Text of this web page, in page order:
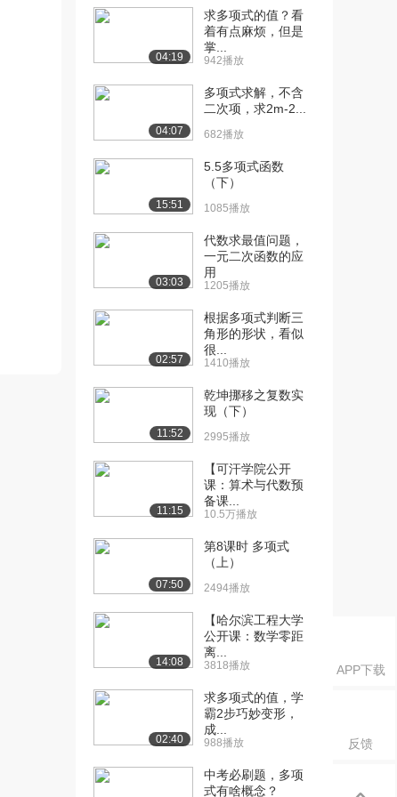
APP下载
反馈
[10] 08-第一部分第一章第
三个问题-求...
5470播放
07:57
[11] 08-第一部分第一章第
07:57
[12] 09-第一部分第一章第
[13] 09-第一部分第一章第
05:50
[14] 10-第一部分第一章第
10:11
[15] 10-第一部分第一章第
四个问题-导...
四个问题-导...
四个问题-导...
[18] 12-第一部分第一章第
五个问题-有...
[19] 12-第一部分第一章第
五个问题-有...
6744播放
[20] 13-第一部分第一章第
6990播放
04:19
求多项式的值？看
着有点麻烦，但是
掌...
942播放
04:07
多项式求解，不含
二次项，求2m-2...
682播放
15:51
5.5多项式函数
（下）
1085播放
03:03
代数求最值问题，
一元二次函数的应
用
1205播放
02:57
根据多项式判断三
角形的形状，看似
很...
1410播放
11:52
乾坤挪移之复数实
现（下）
2995播放
11:15
【可汗学院公开
课：算术与代数预
备课...
10.5万播放
07:50
第8课时 多项式
（上）
2494播放
14:08
【哈尔滨工程大学
公开课：数学零距
离...
3818播放
02:40
求多项式的值，学
霸2步巧妙变形，
成...
988播放
中考必刷题，多项
式有啥概念？